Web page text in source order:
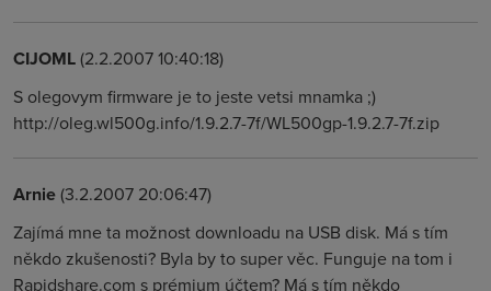
CIJOML(2.2.2007 10:40:18)
S olegovym firmware je to jeste vetsi mnamka ;)
http://oleg.wl500g.info/1.9.2.7-7f/WL500gp-1.9.2.7-7f.zip
Arnie(3.2.2007 20:06:47)
Zajímá mne ta možnost downloadu na USB disk. Má s tím
někdo zkušenosti? Byla by to super věc. Funguje na tom i
Rapidshare.com s prémium účtem? Má s tím někdo